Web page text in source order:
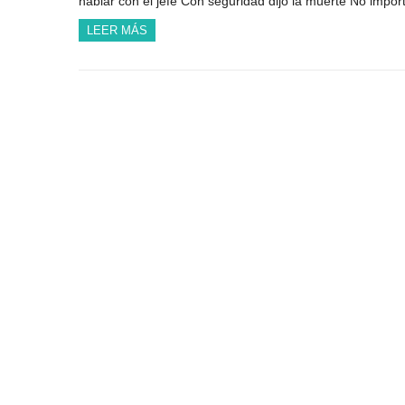
LEER MÁS